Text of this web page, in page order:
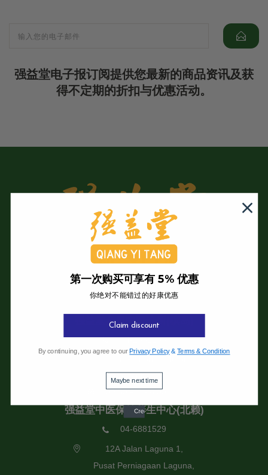
强益堂电子报订阅提供您最新的商品资讯及获
得不定期的折扣与优惠活动。
强益堂全息中医诊所
强益堂全息中医诊所(槟岛)
04-2832108
11600 Pulau Pinang.
09:30 AM - 6:00 PM
强益堂中医保健养生中心(北赖)
04-6881529
12A Jalan Laguna 1,
Pusat Perniagaan Laguna,
第一次购买可享有 5% 优惠
你绝对不能错过的好康优惠
Claim discount
By continuing, you agree to our Privacy Policy&Terms & Condition
Maybe next time